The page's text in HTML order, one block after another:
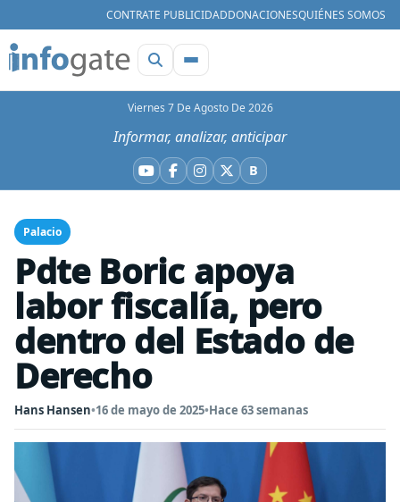
CONTRATE PUBLICIDADDONACIONESQUIÉNES SOMOS
Viernes 7 De Agosto De 2026
Informar, analizar, anticipar
YouTube
Facebook
Instagram
X BBluesky
Palacio
Pdte Boric apoya
labor fiscalía, pero
dentro del Estado de
Derecho
Hans Hansen•16 de mayo de 2025•Hace 63 semanas